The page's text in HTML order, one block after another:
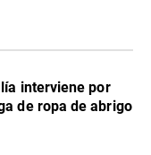
interviene por
de ropa de abrigo